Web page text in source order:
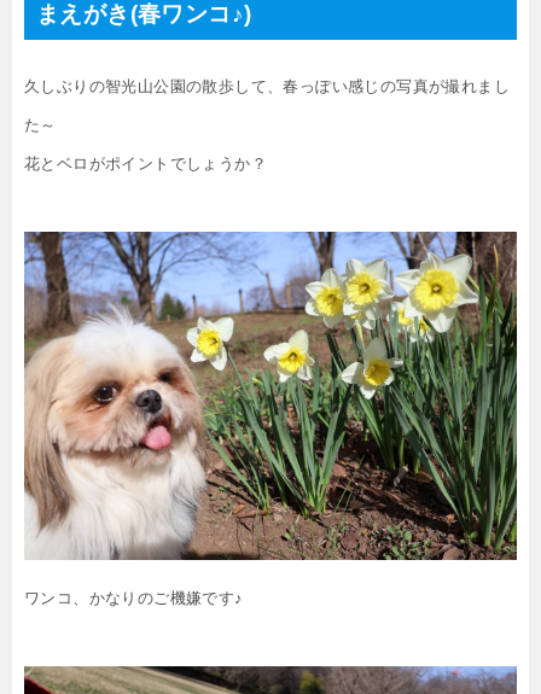
まえがき(春ワンコ♪)
久しぶりの智光山公園の散歩して、春っぽい感じの写真が撮れまし
た～
花とベロがポイントでしょうか？
ワンコ、かなりのご機嫌です♪